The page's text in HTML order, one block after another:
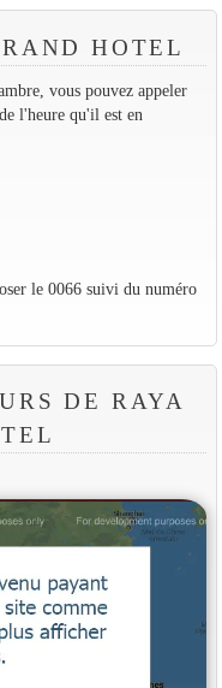
HOTEL
vous pouvez appeler
l'heure qu'il est en
le 0066 suivi du numéro
DE RAYA